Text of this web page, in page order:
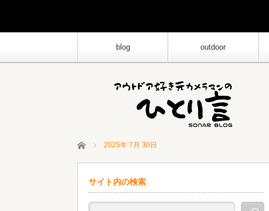
blog outdoor
ホーム 2025年 7月 30日
サイト内の検索